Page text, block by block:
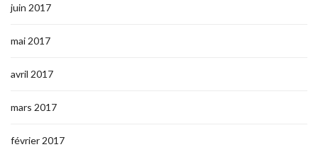
juin 2017
mai 2017
avril 2017
mars 2017
février 2017